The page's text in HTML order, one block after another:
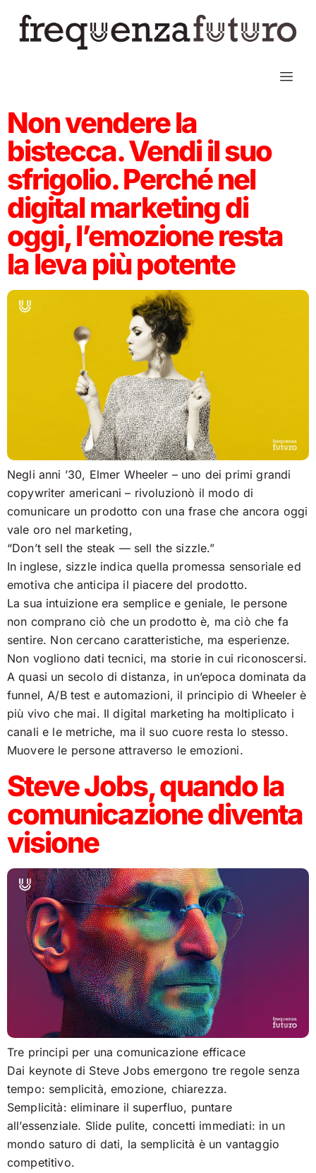
Non vendere la
bistecca. Vendi il suo
sfrigolio. Perché nel
digital marketing di
oggi, l’emozione resta
la leva più potente
Negli anni ’30, Elmer Wheeler – uno dei primi grandi
copywriter americani – rivoluzionò il modo di
comunicare un prodotto con una frase che ancora oggi
vale oro nel marketing,
“Don’t sell the steak — sell the sizzle.”
In inglese, sizzle indica quella promessa sensoriale ed
emotiva che anticipa il piacere del prodotto.
La sua intuizione era semplice e geniale, le persone
non comprano ciò che un prodotto è, ma ciò che fa
sentire. Non cercano caratteristiche, ma esperienze.
Non vogliono dati tecnici, ma storie in cui riconoscersi.
A quasi un secolo di distanza, in un’epoca dominata da
funnel, A/B test e automazioni, il principio di Wheeler è
più vivo che mai. Il digital marketing ha moltiplicato i
canali e le metriche, ma il suo cuore resta lo stesso.
Muovere le persone attraverso le emozioni.
Steve Jobs, quando la
comunicazione diventa
visione
Tre principi per una comunicazione efficace
Dai keynote di Steve Jobs emergono tre regole senza
tempo: semplicità, emozione, chiarezza.
Semplicità: eliminare il superfluo, puntare
all’essenziale. Slide pulite, concetti immediati: in un
mondo saturo di dati, la semplicità è un vantaggio
competitivo.